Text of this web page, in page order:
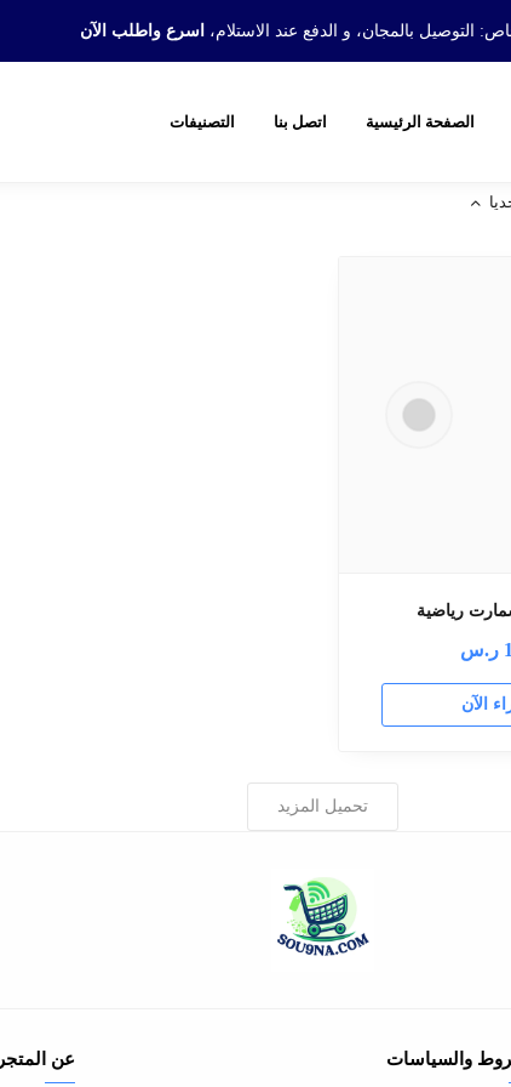
التوصيل بالمجان، و الدفع عند الاستلام، اسرع واطلب الآن
الصفحة الرئيسية اتصل بنا التصنيفات
رياضية
ر.س
الآن
تحميل المزيد
والسياسات عن المتجر